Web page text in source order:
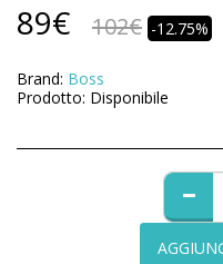
89€ 102€ -12.75%
Brand: Boss
Prodotto: Disponibile